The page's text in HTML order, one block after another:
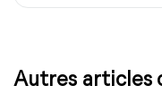
Autres articles